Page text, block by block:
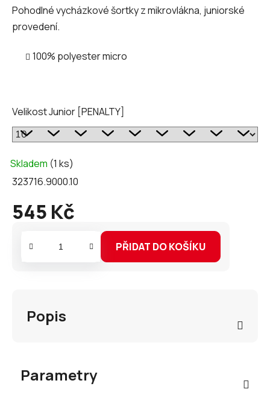
Pohodlné vycházkové šortky z mikrovlákna, juniorské
provedení.
100% polyester micro
Velikost Junior [PENALTY]
Skladem (1 ks)
323716.9000.10
545 Kč
Měrná
PŘIDAT DO KOŠÍKU
Popis
Parametry